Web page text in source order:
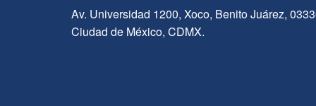
Av. Universidad 1200, Xoco, Benito Juárez,
Ciudad de México, CDMX.